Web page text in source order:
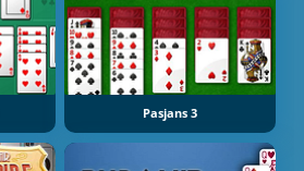
Pasjans 3